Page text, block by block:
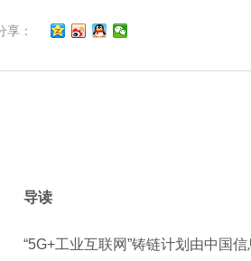
享：
导读
“5G+工业互联网”铸链计划由中国